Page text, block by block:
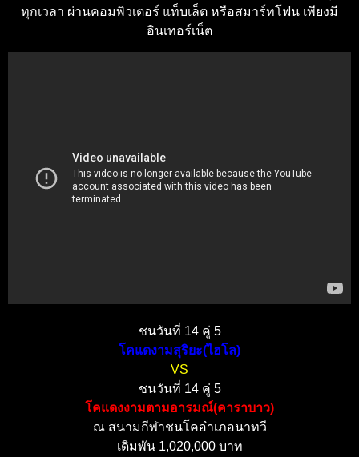
ทุกเวลา ผ่านคอมพิวเตอร์ แท็บเล็ต หรือสมาร์ทโฟน เพียงมี
อินเทอร์เน็ต
ชนวันที่ 14 คู่ 5
โคแดงามสุริยะ(ไฮโล)
VS
ชนวันที่ 14 คู่ 5
โคแดงงามตามอารมณ์(คาราบาว)
ณ สนามกีฬาชนโคอำเภอนาทวี
เดิมพัน 1,020,000 บาท